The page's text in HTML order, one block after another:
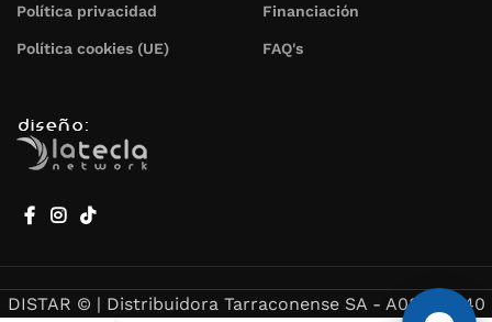
Política privacidad
Política cookies (UE)
Financiación
FAQ's
DISTAR © | Distribuidora Tarraconense SA - A08948440